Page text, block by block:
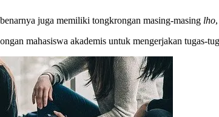
juga memiliki tongkrongan masing-masing lho
mahasiswa akademis untuk mengerjakan tugas-